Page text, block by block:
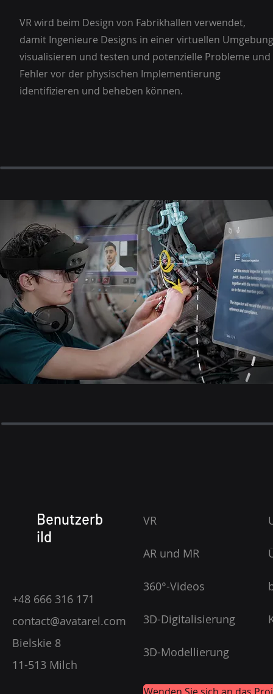
VR wird beim Design von Fabrikhallen verwendet,
damit Ingenieure Designs in einer virtuellen Umgebung
visualisieren und testen und potenzielle Probleme und
Fehler vor der physischen Implementierung
identifizieren und beheben können.
Benutzerb
ild
+48 666 316 171
contact@avatarel.com
Bielskie 8
11-513 Milch
VR
AR und MR
360°-Videos
3D-Digitalisierung
3D-Modellierung